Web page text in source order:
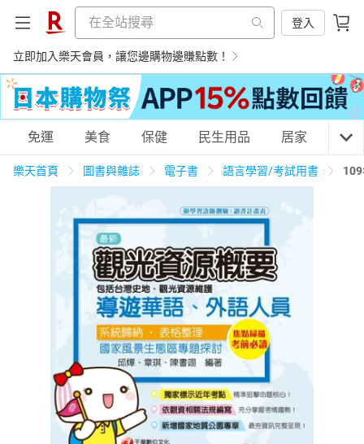
登入
立即加入樂天會員，讓您邊購物邊賺點數！
購物網分類
天天免運 美食蛋糕 養生保健
3C家電 運動休閒
男裝 化妝保養
日本購物 電子/紙本書
HOT
免運 美食 保健 民生用品 居家 3C
樂天首頁 圖書與雜誌 電子書 語言學習/考試用書